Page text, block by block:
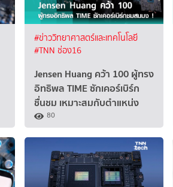
#ข่าววิทยาศาสตร์และเทคโนโลยี
#TNN ช่อง16
Jensen Huang คว้า 100 ผู้ทรง
อิทธิพล TIME ซักเคอร์เบิร์ก
ชื่นชม เหมาะสมกับตำแหน่ง
80